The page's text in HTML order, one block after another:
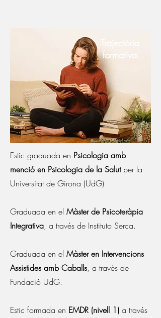
Trajectòria
formativa
Estic graduada en Psicologia amb
menció en Psicologia de la Salutper la
Universitat de Girona (UdG)
​Graduada en el Màster de Psicoteràpia
Integrativa, a través de Instituto Serca.
Graduada en el Màster en Intervencions
Assistides amb Caballs, a través de
Fundació UdG.
Estic formada en EMDR (nivell 1) a través